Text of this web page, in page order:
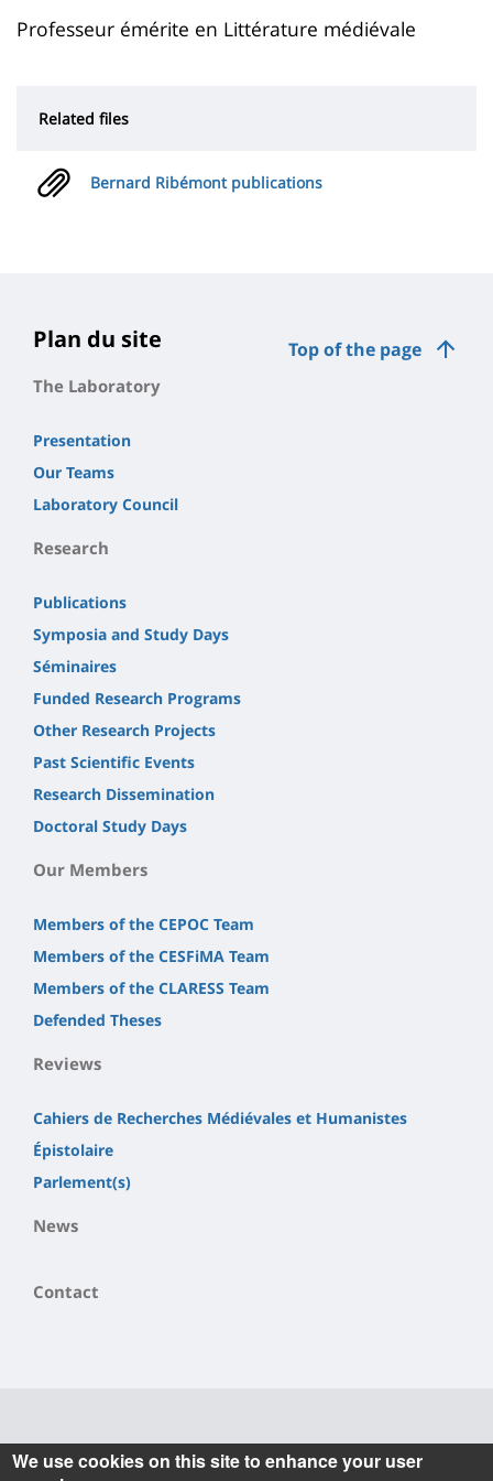
content
page
Contenu
la
principale
Professeur émérite en Littérature médiévale
Related files
Bernard Ribémont publications
Top of the page
Plan du site
The Laboratory
Presentation
Our Teams
Laboratory Council
Research
Publications
Symposia and Study Days
Séminaires
Funded Research Programs
Other Research Projects
Past Scientific Events
Research Dissemination
Doctoral Study Days
Our Members
Members of the CEPOC Team
Members of the CESFiMA Team
Members of the CLARESS Team
Defended Theses
Reviews
Cahiers de Recherches Médiévales et Humanistes
Épistolaire
Parlement(s)
News
Contact
Informations
We use cookies on this site to enhance your user